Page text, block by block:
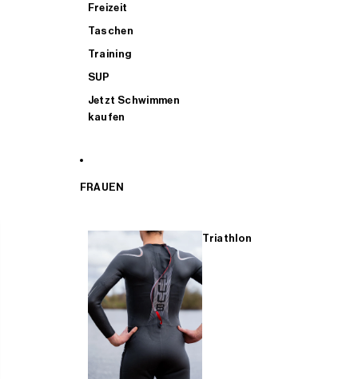
Freizeit
Taschen
Training
SUP
Jetzt Schwimmen
kaufen
FRAUEN
Triathlon